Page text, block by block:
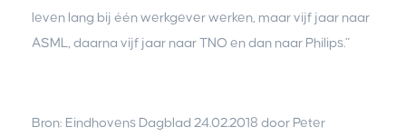
leven lang bij één werkgever werken, maar vijf jaar naar
ASML, daarna vijf jaar naar TNO en dan naar Philips.”
Bron: Eindhovens Dagblad 24.02.2018 door Peter